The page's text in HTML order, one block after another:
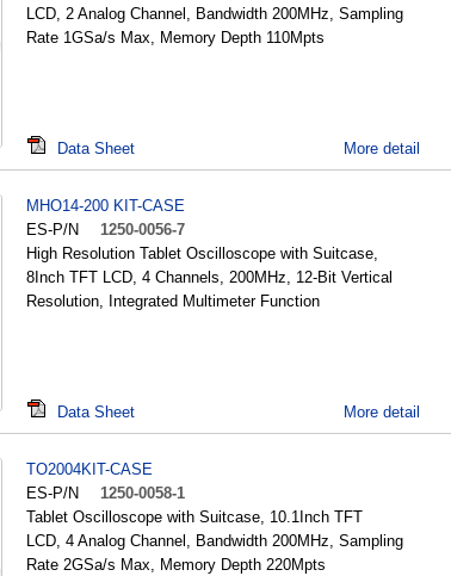
LCD, 2 Analog Channel, Bandwidth 200MHz, Sampling
Rate 1GSa/s Max, Memory Depth 110Mpts
Data Sheet More detail
MHO14-200 KIT-CASE
ES-P/N
1250-0056-7
High Resolution Tablet Oscilloscope with Suitcase,
8Inch TFT LCD, 4 Channels, 200MHz, 12-Bit Vertical
Resolution, Integrated Multimeter Function
Data Sheet More detail
TO2004KIT-CASE
ES-P/N
1250-0058-1
Tablet Oscilloscope with Suitcase, 10.1Inch TFT
LCD, 4 Analog Channel, Bandwidth 200MHz, Sampling
Rate 2GSa/s Max, Memory Depth 220Mpts